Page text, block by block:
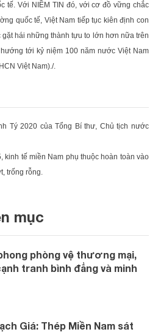
tế. Với NIỀM TIN đó, với cơ đồ vững chắc
quốc tế, Việt Nam tiếp tục kiên định con
hái những thành tựu to lớn hơn nữa trên
tới kỷ niệm 100 năm nước Việt Nam
Việt Nam)./.
Tý 2020 của Tổng Bí thư, Chủ tịch nước
kinh tế miền Nam phụ thuộc hoàn toàn vào
trống rỗng.
mục
phòng vệ thương mại,
tranh bình đẳng và minh
Giá: Thép Miền Nam sát